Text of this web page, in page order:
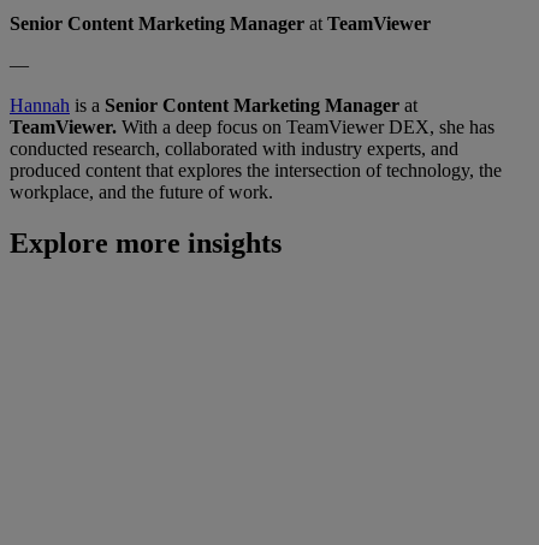
Senior Content Marketing Manager at TeamViewer
—
Hannah is a Senior Content Marketing Manager at
TeamViewer. With a deep focus on TeamViewer DEX, she has
conducted research, collaborated with industry experts, and
produced content that explores the intersection of technology, the
workplace, and the future of work.
Explore more insights